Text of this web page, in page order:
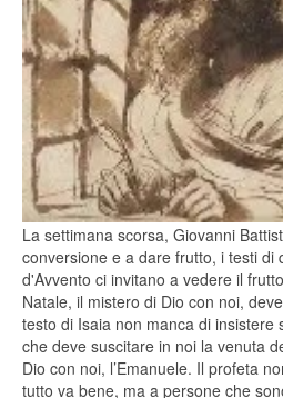
La settimana scorsa, Giovanni
conversione e a dare frutto, i testi di
d'Avvento ci invitano a vedere il
Natale, il mistero di Dio con noi,
testo di Isaia non manca di insistere
che deve suscitare in noi la venuta
Dio con noi, l’Emanuele. Il profeta
tutto va bene, ma a persone che